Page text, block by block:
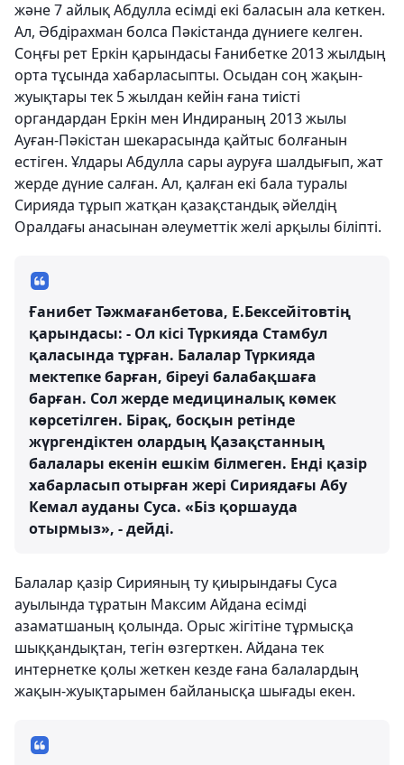
және 7 айлық Абдулла есімді екі баласын ала кеткен.
Ал, Әбдірахман болса Пәкістанда дүниеге келген.
Соңғы рет Еркін қарындасы Ғанибетке 2013 жылдың
орта тұсында хабарласыпты. Осыдан соң жақын-
жуықтары тек 5 жылдан кейін ғана тиісті
органдардан Еркін мен Индираның 2013 жылы
Ауған-Пәкістан шекарасында қайтыс болғанын
естіген. Ұлдары Абдулла сары ауруға шалдығып, жат
жерде дүние салған. Ал, қалған екі бала туралы
Сирияда тұрып жатқан қазақстандық әйелдің
Оралдағы анасынан әлеуметтік желі арқылы біліпті.
Ғанибет Тәжмағанбетова, Е.Бексейітовтің
қарындасы: - Ол кісі Түркияда Стамбул
қаласында тұрған. Балалар Түркияда
мектепке барған, біреуі балабақшаға
барған. Сол жерде медициналық көмек
көрсетілген. Бірақ, босқын ретінде
жүргендіктен олардың Қазақстанның
балалары екенін ешкім білмеген. Енді қазір
хабарласып отырған жері Сириядағы Абу
Кемал ауданы Суса. «Біз қоршауда
отырмыз», - дейді.
Балалар қазір Сирияның ту қиырындағы Суса
ауылында тұратын Максим Айдана есімді
азаматшаның қолында. Орыс жігітіне тұрмысқа
шыққандықтан, тегін өзгерткен. Айдана тек
интернетке қолы жеткен кезде ғана балалардың
жақын-жуықтарымен байланысқа шығады екен.